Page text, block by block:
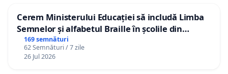
Cerem Ministerului Educației să includă Limba
Semnelor și alfabetul Braille în școlile din
Republica Moldova!
169 semnături
62 Semnături / 7 zile
26 Jul 2026